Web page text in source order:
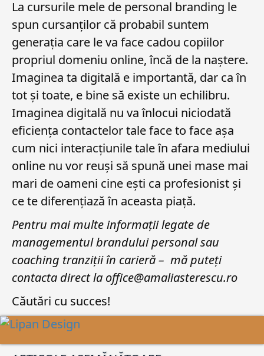
La cursurile mele de personal branding le
spun cursanților că probabil suntem
generația care le va face cadou copiilor
propriul domeniu online, încă de la naștere.
Imaginea ta digitală e importantă, dar ca în
tot și toate, e bine să existe un echilibru.
Imaginea digitală nu va înlocui niciodată
eficiența contactelor tale face to face așa
cum nici interacțiunile tale în afara mediului
online nu vor reuși să spună unei mase mai
mari de oameni cine ești ca profesionist și
ce te diferențiază în aceasta piață.
Pentru mai multe informații legate de
managementul brandului personal sau
coaching tranziții în carieră – mă puteți
contacta direct la office@amaliasterescu.ro
Căutări cu succes!